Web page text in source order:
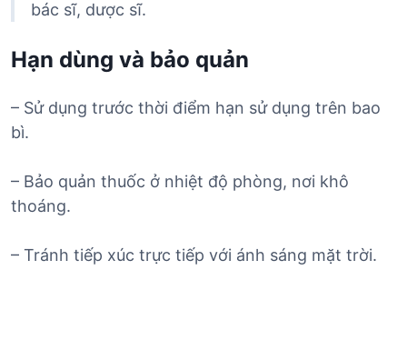
bác sĩ, dược sĩ.
Hạn dùng và bảo quản
– Sử dụng trước thời điểm hạn sử dụng trên bao
bì.
– Bảo quản thuốc ở nhiệt độ phòng, nơi khô
thoáng.
– Tránh tiếp xúc trực tiếp với ánh sáng mặt trời.